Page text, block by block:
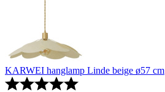
KARWEI hanglamp Linde beige ø57 cm